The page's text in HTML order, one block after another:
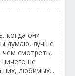
когда они
думаю, лучше
чем смотреть,
не
них, любимых...